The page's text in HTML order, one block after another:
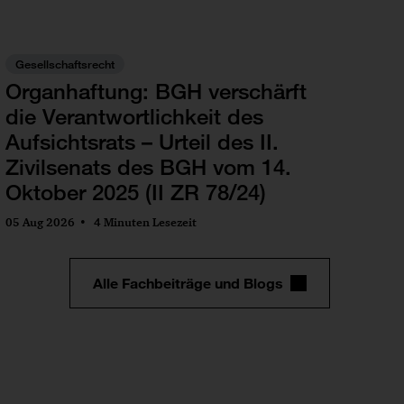
Gesellschaftsrecht
Organhaftung: BGH verschärft
die Verantwortlichkeit des
Aufsichtsrats – Urteil des II.
Zivilsenats des BGH vom 14.
Oktober 2025 (II ZR 78/24)
05 Aug 2026 4 Minuten Lesezeit
Alle Fachbeiträge und Blogs